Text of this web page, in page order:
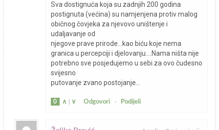
Sva dostignuća koja su zadnjih 200 godina
postignuta (većina) su namjenjena protiv malog
običnog čovjeka za njevovo uništenje i
udaljavanje od
njegove prave prirode…kao biću koje nema
granica u percepciji i djelovanju….Nama ništa nije
potrebno sve posjedujemo u sebi za ovo čudesno
svijesno
putovanje zvano postojanje…
0 ∧ ∨ Odgovori- Podijeli